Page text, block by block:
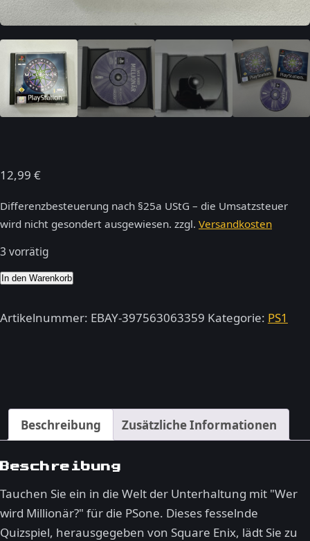
12,99 €
Differenzbesteuerung nach §25a UStG – die Umsatzsteuer
wird nicht gesondert ausgewiesen. zzgl. Versandkosten
3 vorrätig
Wer
Millionär
In den Warenkorb
Artikelnummer: EBAY-397563063359 Kategorie: PS1
Beschreibung Zusätzliche Informationen
Beschreibung
Tauchen Sie ein in die Welt der Unterhaltung mit "Wer
wird Millionär?" für die PSone. Dieses fesselnde
Quizspiel, herausgegeben von Square Enix, lädt Sie zu